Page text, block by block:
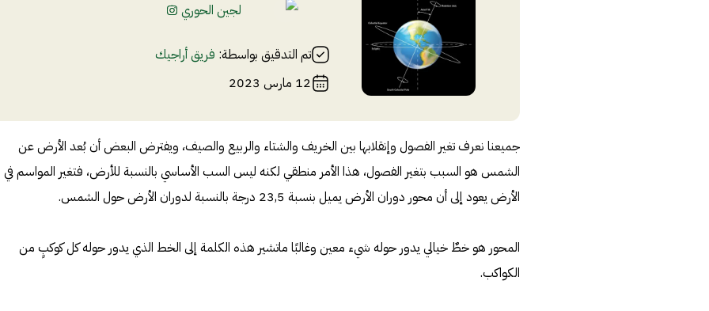
لجين الحوري
تم التدقيق بواسطة: فريق أراجيك
12 مارس 2023
جميعنا نعرف تغير الفصول وإنقلابها بين الخريف والشتاء والربيع والصيف، ويفترض البعض أن بُعد الأرض عن
الشمس هو السبب بتغير الفصول، هذا الأمر منطقي لكنه ليس السب الأساسي بالنسبة للأرض، فتغير المواسم في
الأرض يعود إلى أن محور دوران الأرض يميل بنسبة 23,5 درجة بالنسبة لدوران الأرض حول الشمس.
المحور هو خطٌ خيالي يدور حوله شيء معين وغالبًا ماتشير هذه الكلمة إلى الخط الذي يدور حوله كل كوكبٍ من
الكواكب.